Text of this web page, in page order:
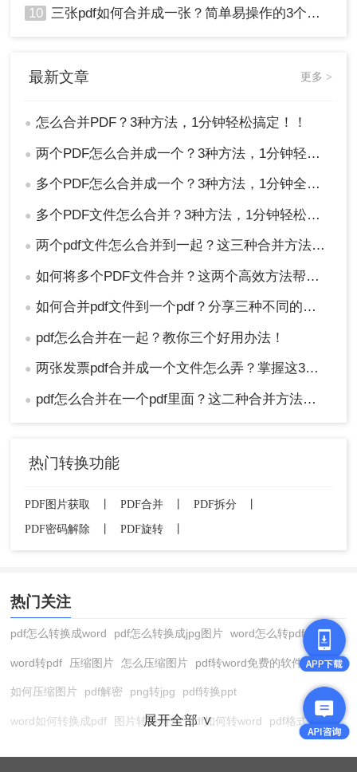
10 三张pdf如何合并成一张？简单易操作的3个方法！
最新文章 更多 >
● 怎么合并PDF？3种方法，1分钟轻松搞定！！
● 两个PDF怎么合并成一个？3种方法，1分钟轻松搞定！
● 多个PDF怎么合并成一个？3种方法，1分钟全搞定！！
● 多个PDF文件怎么合并？3种方法，1分钟轻松搞定！!
● 两个pdf文件怎么合并到一起？这三种合并方法超实用！
● 如何将多个PDF文件合并？这两个高效方法帮你解决！
● 如何合并pdf文件到一个pdf？分享三种不同的方法来帮助您轻松合并！
● pdf怎么合并在一起？教你三个好用办法！
● 两张发票pdf合并成一个文件怎么弄？掌握这3种方法轻松合并！
● pdf怎么合并在一个pdf里面？这二种合并方法了解下！
热门转换功能
PDF图片获取 丨 PDF合并 丨 PDF拆分
丨
PDF密码解除
丨 PDF旋转 丨
热门关注
pdf怎么转换成word pdf怎么转换成jpg图片 word怎么转pdf
word转pdf 压缩图片 怎么压缩图片 pdf转word免费的软件
如何压缩图片 pdf解密 png转jpg pdf转换ppt
word如何转换成pdf 图片转换格式 pdf如何转word pdf格式转换
展开全部 ∨